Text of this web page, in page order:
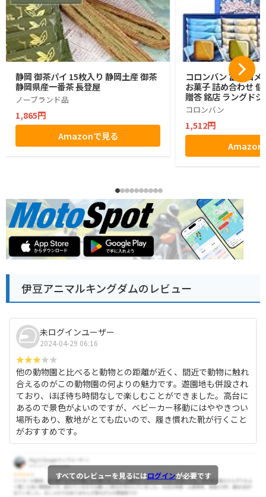
静岡 御茶パイ 15枚入り 静岡土産 御茶
静岡県産一番茶 長登屋
ノーブランド品
1,865円
Amazonで見る
コロンバン 富士山メ
お菓子 詰め合わせ
贈答 銘店 ラングド
コロンバン
1,512円
Amazon
伊豆アニマルキングダムのレビュー
未ログインユーザー
2024-04-29 06:16
他の動物園と比べると動物との距離が近く、間近で動物に触れ
合えるのがこの動物園の何よりの魅力です。遊園地も併設され
ており、ほぼ待ち時間なしで楽しむことができました。高台に
あるので景色がよいのですが、ベビーカー移動にはややきつい
場所もあり、敷地がとても広いので、履き慣れた靴が行くこと
がおすすめです。
すべてのレビューを見るにはログインが必要です